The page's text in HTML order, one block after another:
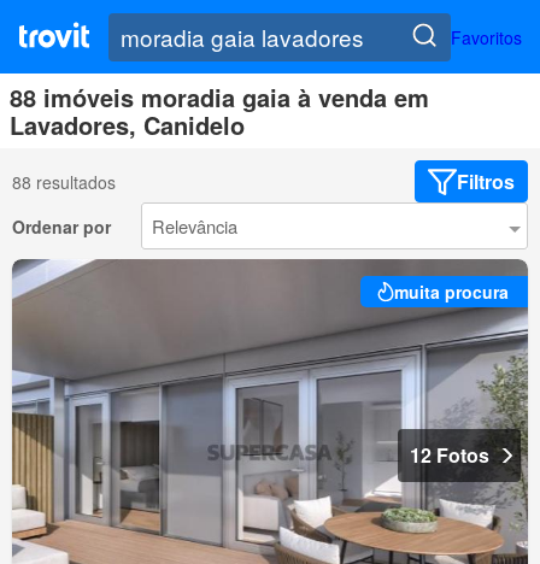
Favoritos
88 imóveis moradia gaia à venda em
Lavadores, Canidelo
88 resultados Filtros
Ordenar por
muita procura
12 Fotos